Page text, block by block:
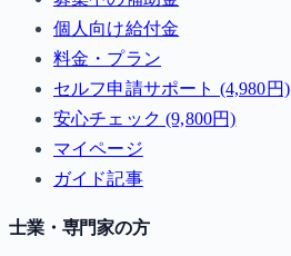
個人向け給付金
料金・プラン
セルフ申請サポート (4,980円)
安心チェック (9,800円)
マイページ
ガイド記事
士業・専門家の方